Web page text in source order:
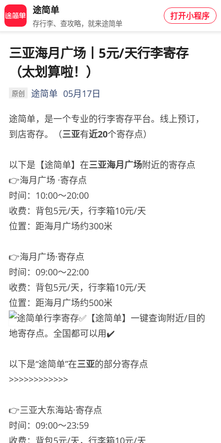
途简单
存行李、查攻略，就来途简单
打开小程序
三亚海月广场丨5元/天行李寄存
（太划算啦！）
原创 途简单 05月17日
途简单，是一个专业的行李寄存平台。线上预订，
到店寄存。（三亚有近20个寄存点）
以下是【途简单】在三亚海月广场附近的寄存点
👉海月广场 ·寄存点
时间：10:00～20:00
收费：背包5元/天，行李箱10元/天
位置：距海月广场约300米
👉海月广场·寄存点
时间：09:00～22:00
收费：背包5元/天，行李箱10元/天
位置：距海月广场约500米
✅【途简单】一键查询附近/目的
地寄存点。全国都可以用✔️
以下是“途简单”在三亚的部分寄存点
>>>>>>>>>>>>
👉三亚大东海站·寄存点
时间：09:00～23:59
收费：背包5元/天，行李箱10元/天